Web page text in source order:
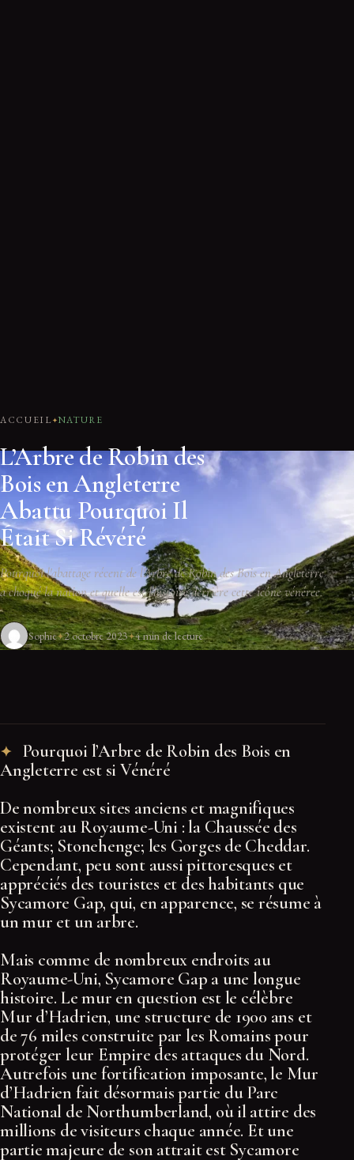
ACCUEIL NATURE
L’Arbre de Robin des
Bois en Angleterre
Abattu Pourquoi Il
Était Si Révéré
Pourquoi l'abattage récent de l'Arbre de Robin des Bois en Angleterre
a choqué la nation et quelle est l'histoire derrière cette icône vénérée.
Sophie 2 octobre 2023 4 min de lecture
Pourquoi l’Arbre de Robin des Bois en
Angleterre est si Vénéré
De nombreux sites anciens et magnifiques
existent au Royaume-Uni : la Chaussée des
Géants; Stonehenge; les Gorges de Cheddar.
Cependant, peu sont aussi pittoresques et
appréciés des touristes et des habitants que
Sycamore Gap, qui, en apparence, se résume à
un mur et un arbre.
Mais comme de nombreux endroits au
Royaume-Uni, Sycamore Gap a une longue
histoire. Le mur en question est le célèbre
Mur d’Hadrien, une structure de 1900 ans et
de 76 miles construite par les Romains pour
protéger leur Empire des attaques du Nord.
Autrefois une fortification imposante, le Mur
d’Hadrien fait désormais partie du Parc
National de Northumberland, où il attire des
millions de visiteurs chaque année. Et une
partie majeure de son attrait est Sycamore